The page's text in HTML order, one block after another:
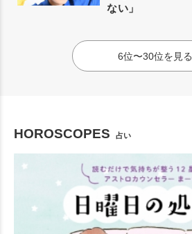
ない」
6位〜30位を見る
HOROSCOPES 占い